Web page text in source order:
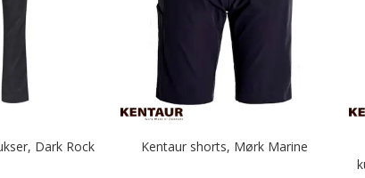
Dark Rock Kentaur shorts, Mørk Marine